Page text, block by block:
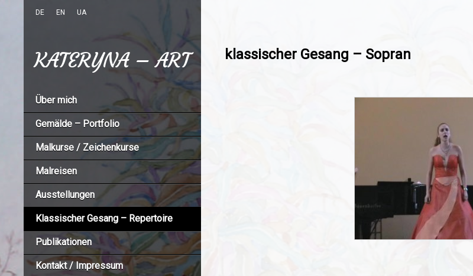
DE EN UA
KATERYNA – ART
Über mich
Gemälde – Portfolio
Malkurse / Zeichenkurse
Malreisen
Ausstellungen
Klassischer Gesang – Repertoire
Publikationen
Kontakt / Impressum
klassischer Gesang – Sopran